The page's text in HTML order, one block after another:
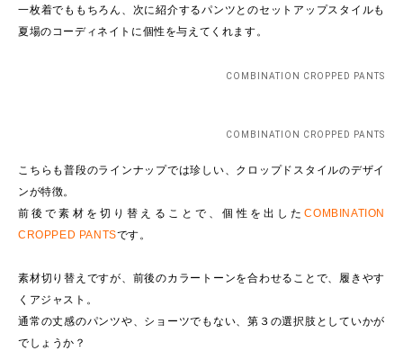
一枚着でももちろん、次に紹介するパンツとのセットアップスタイルも
夏場のコーディネイトに個性を与えてくれます。
COMBINATION CROPPED PANTS
COMBINATION CROPPED PANTS
こちらも普段のラインナップでは珍しい、クロップドスタイルのデザイ
ンが特徴。
前後で素材を切り替えることで、個性を出したCOMBINATION
CROPPED PANTSです。
素材切り替えですが、前後のカラートーンを合わせることで、履きやす
くアジャスト。
通常の丈感のパンツや、ショーツでもない、第３の選択肢としていかが
でしょうか？